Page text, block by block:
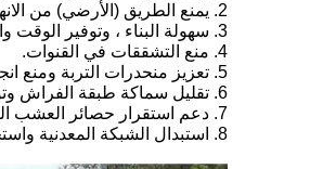
2. يمنع الطريق (الأرضي) من الانهيار أو التشققات ، ويحافظ على الأرض جميلة ومرتبة.
3. سهولة البناء ، وتوفير الوقت واليد العاملة ، وتقصير فترة البناء وتقليل تكاليف الصيانة.
4. منع التشققات في القنوات.
5. تعزيز منحدرات التربة ومنع انجراف التربة.
6. تقليل سماكة طبقة الفراش وتوفير التكلفة.
7. دعم استقرار حصائر العشب المنحدرة لتخضير البيئة.
8. استبدال الشبكة المعدنية واستخدامها كشبكة سقف زائفة في مناجم الفحم تحت الأرض.